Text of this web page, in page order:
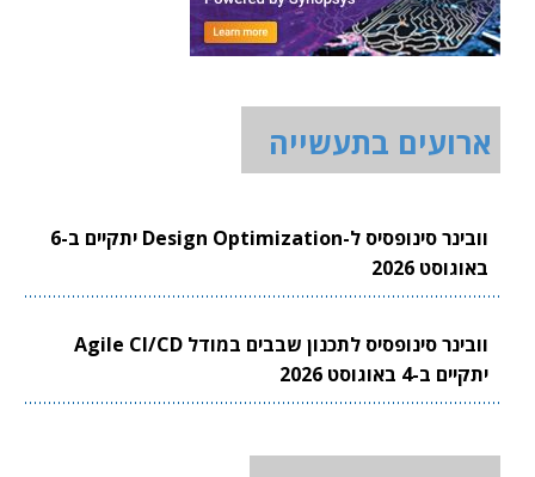
ארועים בתעשייה
וובינר סינופסיס ל-Design Optimization יתקיים ב-6
באוגוסט 2026
וובינר סינופסיס לתכנון שבבים במודל Agile CI/CD
יתקיים ב-4 באוגוסט 2026